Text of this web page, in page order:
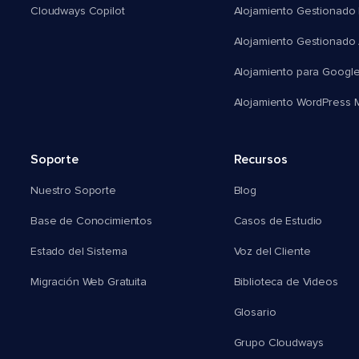
Cloudways Copilot Alojamiento Gestionado
Alojamiento Gestionado
Alojamiento para
Alojamiento WordPress
Soporte
Nuestro Soporte
Base de Conocimientos
Estado del Sistema
Migración Web Gratuita
Recursos
Blog
Casos de Estudio
Voz del Cliente
Biblioteca de Videos
Glosario
Grupo Cloudways